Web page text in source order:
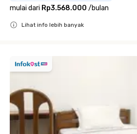
mulai dari Rp3.568.000 /bulan
Lihat info lebih banyak